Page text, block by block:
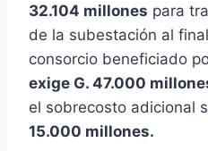
32.104 millones para
de la subestación al
consorcio beneficiado
exige G. 47.000
el sobrecosto adicional
15.000 millones.